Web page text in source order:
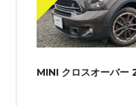
MINI クロスオーバー